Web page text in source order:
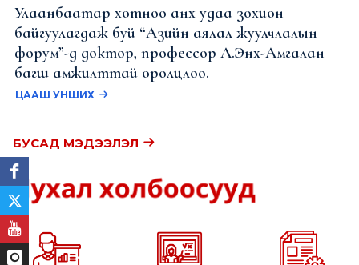
Улаанбаатар хотноо анх удаа зохион
байгуулагдаж буй “Азийн аялал жуулчлалын
форум”-д доктор, профессор Л.Энх-Амгалан
багш амжилттай оролцлоо.
ЦААШ УНШИХ
БУСАД МЭДЭЭЛЭЛ